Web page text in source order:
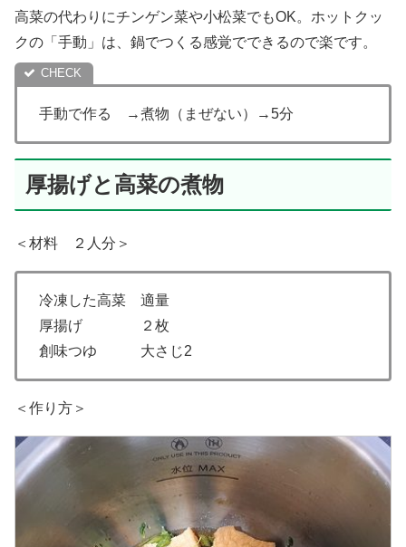
高菜の代わりにチンゲン菜や小松菜でもOK。ホットクッ
クの「手動」は、鍋でつくる感覚でできるので楽です。
手動で作る →煮物（まぜない）→5分
厚揚げと高菜の煮物
＜材料 ２人分＞
冷凍した高菜 適量
厚揚げ ２枚
創味つゆ 大さじ2
＜作り方＞